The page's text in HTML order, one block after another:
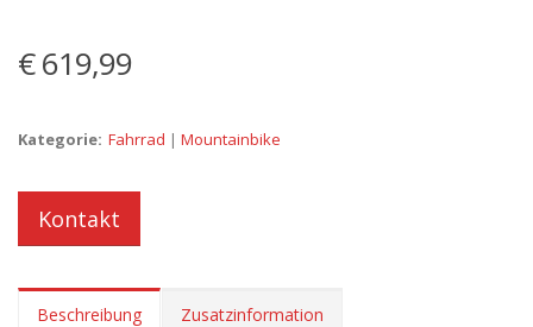
€ 619,99
Kategorie: Fahrrad | Mountainbike
Kontakt
Beschreibung Zusatzinformation